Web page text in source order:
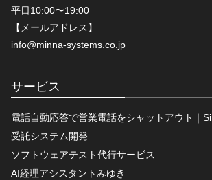
平日10:00〜19:00
【メールアドレス】
info@minna-systems.co.jp
サービス
電話自動応答で営業電話をシャットアウト｜
受託システム開発
ソフトウェアテスト代行サービス
AI経理アシスタントみゆき